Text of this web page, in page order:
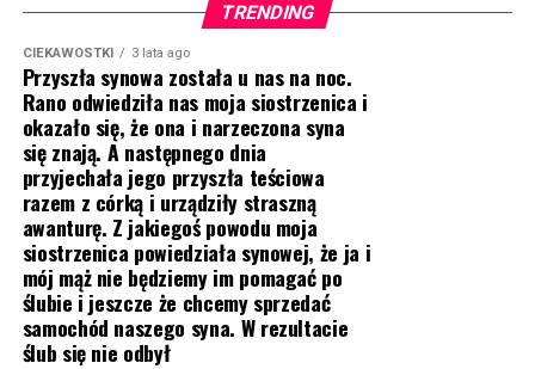
TRENDING
CIEKAWOSTKI 3 lata ago
Przyszła synowa została u nas na noc.
Rano odwiedziła nas moja siostrzenica i
okazało się, że ona i narzeczona syna
się znają. A następnego dnia
przyjechała jego przyszła teściowa
razem z córką i urządziły straszną
awanturę. Z jakiegoś powodu moja
siostrzenica powiedziała synowej, że ja i
mój mąż nie będziemy im pomagać po
ślubie i jeszcze że chcemy sprzedać
samochód naszego syna. W rezultacie
ślub się nie odbył